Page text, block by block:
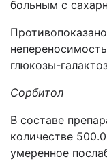
больным с
глюкозы-
Сорбитол
В составе
количестве
умеренное